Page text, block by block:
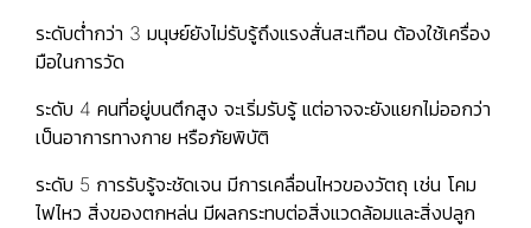
ระดับต่ำกว่า 3 มนุษย์ยังไม่รับรู้ถึงแรงสั่นสะเทือน ต้องใช้เครื่อง
มือในการวัด
ระดับ 4 คนที่อยู่บนตึกสูง จะเริ่มรับรู้ แต่อาจจะยังแยกไม่ออกว่า
เป็นอาการทางกาย หรือภัยพิบัติ
ระดับ 5 การรับรู้จะชัดเจน มีการเคลื่อนไหวของวัตถุ เช่น โคม
ไฟไหว สิ่งของตกหล่น มีผลกระทบต่อสิ่งแวดล้อมและสิ่งปลูก